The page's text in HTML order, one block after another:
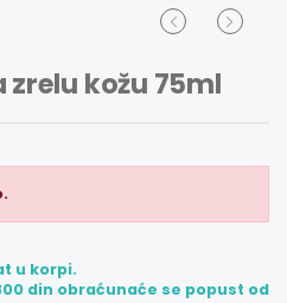
zrelu kožu 75ml
u korpi.
din obraćunaće se popust od